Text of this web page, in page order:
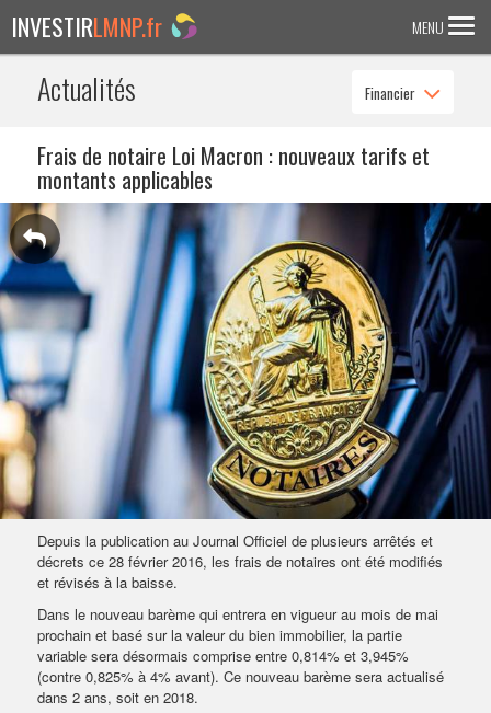
MENU
INVESTIRLMNP.fr
ACCUEIL
Investir en :
LMNP ANCIEN
RESIDENCE ETUDIANTE
EHPAD
RESIDENCE SENIOR
RESIDENCE AFFAIRE/TOURISME
ACTUALITES
VENDRE SON BIEN
Actualités Financier
Frais de notaire Loi Macron : nouveaux tarifs et
montants applicables
Depuis la publication au Journal Officiel de plusieurs arrêtés et
décrets ce 28 février 2016, les frais de notaires ont été modifiés
et révisés à la baisse.
Dans le nouveau barème qui entrera en vigueur au mois de mai
prochain et basé sur la valeur du bien immobilier, la partie
variable sera désormais comprise entre 0,814% et 3,945%
(contre 0,825% à 4% avant). Ce nouveau barème sera actualisé
dans 2 ans, soit en 2018.